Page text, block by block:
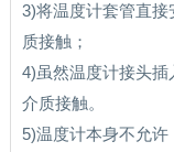
3)将温度计套管直
质接触；
4)虽然温度计接头
介质接触。
5)温度计本身不允